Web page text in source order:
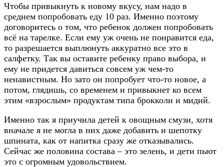
Чтобы привыкнуть к новому вкусу, нам надо в
среднем попробовать еду 10 раз. Именно поэтому
договоритесь о том, что ребенок должен попробовать
всё на тарелке. Если ему уж очень не понравится еда,
то разрешается выплюнуть аккуратно все это в
салфетку. Так вы оставите ребенку право выбора, и
ему не придется давиться совсем уж чем-то
ненавистным. Но зато он попробует что-то новое, а
потом, глядишь, со временем и привыкнет ко всем
этим «взрослым» продуктам типа брокколи и мидий.
Именно так я приучила детей к овощным смузи, хотя
вначале я не могла в них даже добавить и шепотку
шпината, как от напитка сразу же отказывались.
Сейчас же половина состава – это зелень, и дети пьют
это с огромным удовольствием.